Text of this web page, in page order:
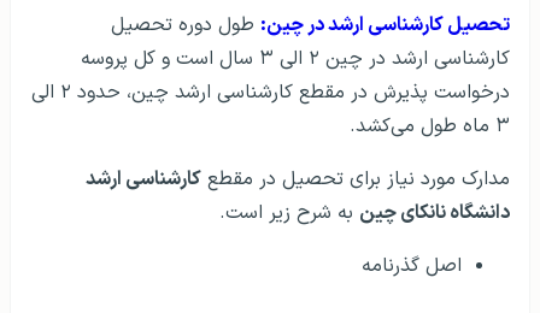
تحصیل کارشناسی ارشد در چین: طول دوره تحصیل
کارشناسی ارشد در چین ۲ الی ۳ سال است و کل پروسه
درخواست پذیرش در مقطع کارشناسی ارشد چین، حدود ۲ الی
۳ ماه طول می‌کشد.
مدارک مورد نیاز برای تحصیل در مقطع کارشناسی ارشد
دانشگاه نانکای چین به شرح زیر است.
اصل گذرنامه